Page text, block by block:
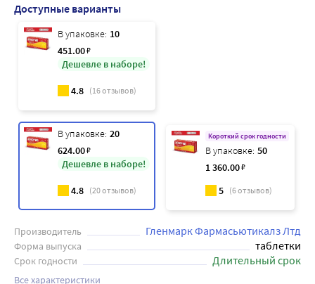
Доступные варианты
В упаковке: 10
451.00₽
Дешевле в наборе!
4.8 (16отзывов)
В упаковке: 20
624.00₽
Дешевле в наборе!
4.8 (20отзывов)
Короткий срок годности
В упаковке: 50
1 360.00₽
5 (6отзывов)
Производитель Гленмарк Фармасьютикалз Лтд
Форма выпуска таблетки
Срок годности Длительный срок
Все характеристики